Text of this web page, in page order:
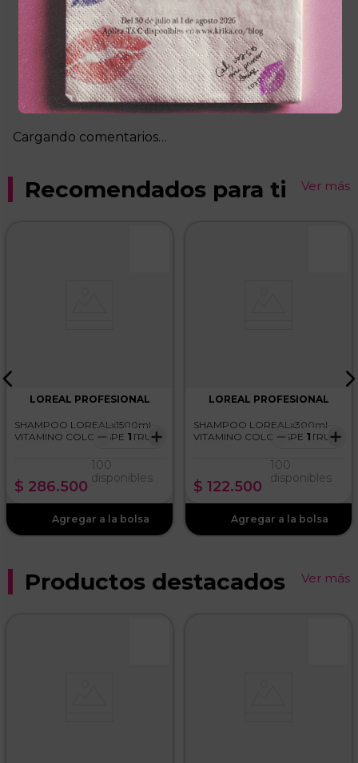
Por favor, inicia sesión para escribir un
comentario.
Más reciente
Cargando comentarios…
Recomendados para ti Ver más
LOREAL PROFESIONAL
SHAMPOO LOREALx1500ml
VITAMINO COLOR SPECTRUM
$ 286.500
＋
－
100
disponibles
LOREAL PROFESIONAL
SHAMPOO LOREALx300ml
VITAMINO COLOR SPECTRUM
$ 122.500
＋
－
100
disponibles
Productos destacados Ver más